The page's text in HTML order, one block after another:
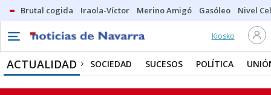
Brutal cogida Iraola-Víctor Merino Amigó Gasóleo Nivel
Kiosko
ACTUALIDAD SOCIEDAD SUCESOS POLÍTICA